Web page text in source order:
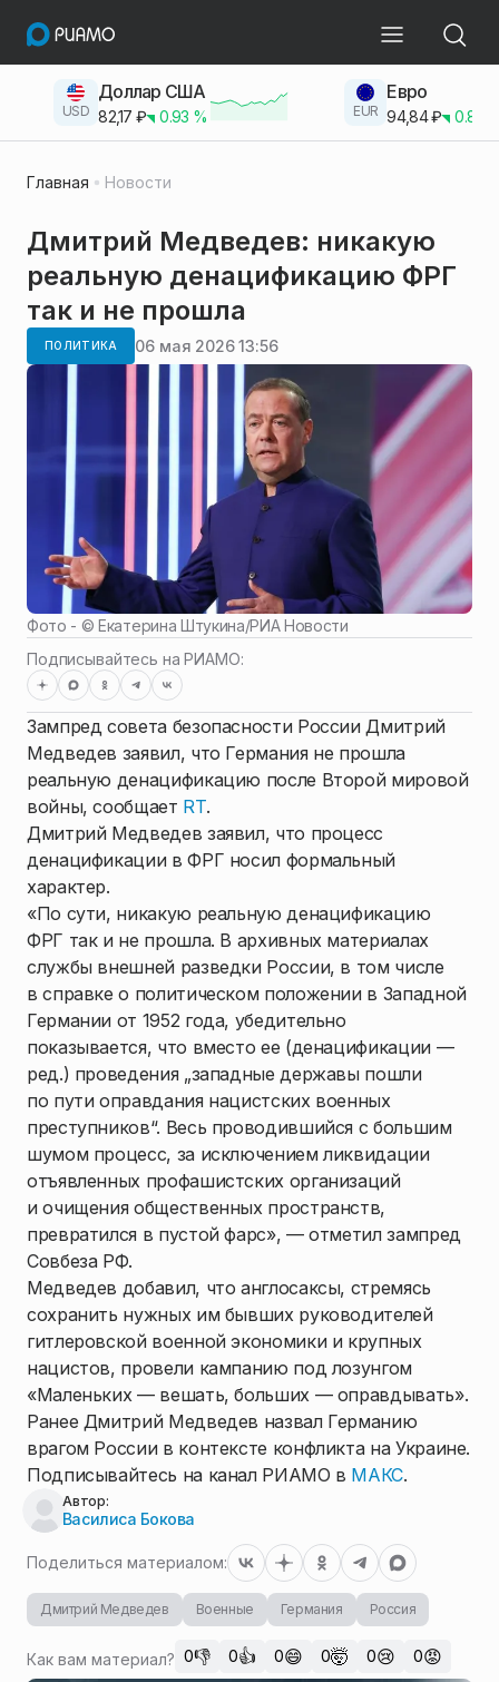
USD
Доллар США
82,17 ₽ 0.93 % EUR
Евро
94,84₽ 0.83
Главная Новости
Дмитрий Медведев: никакую
реальную денацификацию ФРГ
так и не прошла
ПОЛИТИКА 06 мая 2026 13:56
Фото - ©Екатерина Штукина/РИА Новости
Подписывайтесь на РИАМО:
Зампред совета безопасности России Дмитрий
Медведев заявил, что Германия не прошла
реальную денацификацию после Второй мировой
войны, сообщает RT.
Дмитрий Медведев заявил, что процесс
денацификации в ФРГ носил формальный
характер.
«По сути, никакую реальную денацификацию
ФРГ так и не прошла. В архивных материалах
службы внешней разведки России, в том числе
в справке о политическом положении в Западной
Германии от 1952 года, убедительно
показывается, что вместо ее (денацификации —
ред.) проведения „западные державы пошли
по пути оправдания нацистских военных
преступников“. Весь проводившийся с большим
шумом процесс, за исключением ликвидации
отъявленных профашистских организаций
и очищения общественных пространств,
превратился в пустой фарс», — отметил зампред
Совбеза РФ.
Медведев добавил, что англосаксы, стремясь
сохранить нужных им бывших руководителей
гитлеровской военной экономики и крупных
нацистов, провели кампанию под лозунгом
«Маленьких — вешать, больших — оправдывать».
Ранее Дмитрий Медведев назвал Германию
врагом России в контексте конфликта на Украине.
Подписывайтесь на канал РИАМО в МАКС.
Автор:
Василиса Бокова
Поделиться материалом:
Дмитрий Медведев Военные Германия Россия
Как вам материал? 0👎 0👍 0😄 0🤯 0😢 0😡